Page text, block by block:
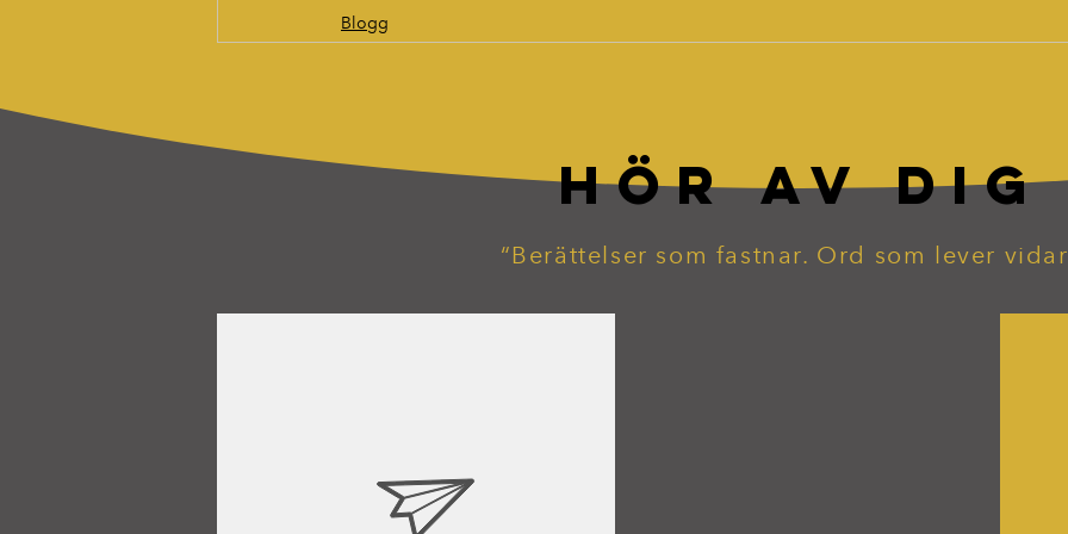
Blogg
HÖR AV DIG
“Berättelser som fastnar. Ord som lever